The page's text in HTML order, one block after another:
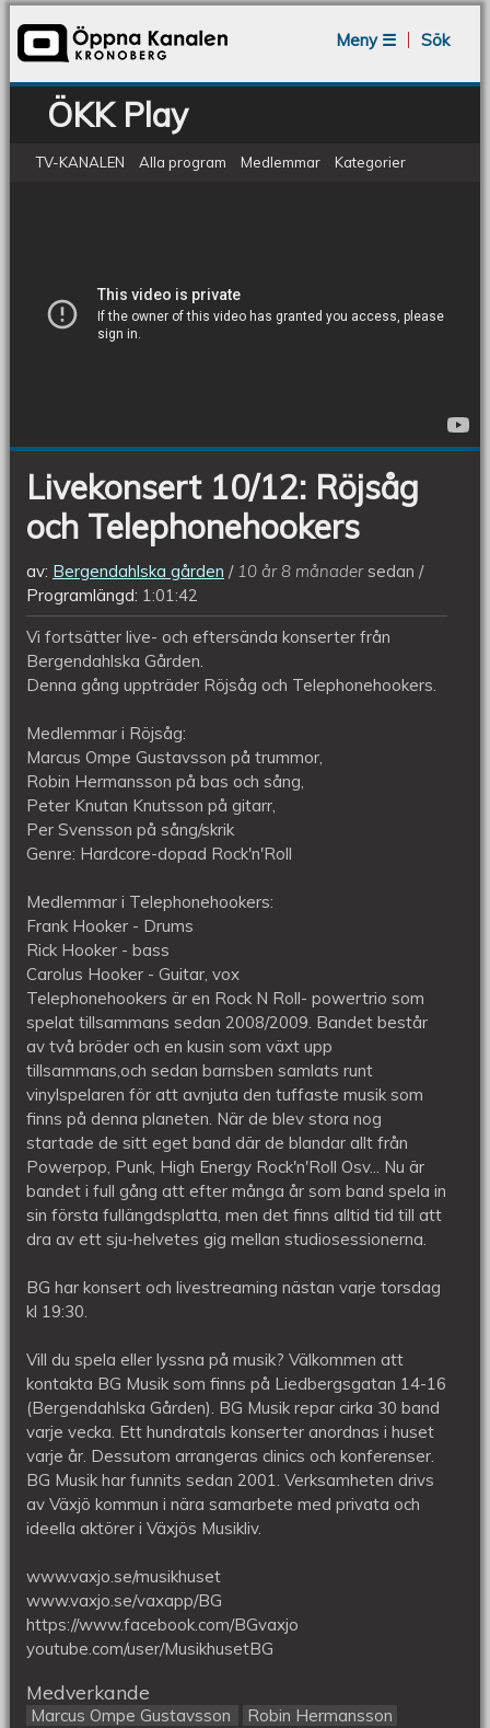
Meny ☰
Sök
ÖKK Play
TV-KANALEN Alla program Medlemmar Kategorier
och
Livekonsert 10/12: Röjsåg
och Telephonehookers
av: Bergendahlska gården 10 år 8 månadersedan
Programlängd: 1:01:42
Vi fortsätter live- och eftersända konserter från
Bergendahlska Gården.
Denna gång uppträder Röjsåg och Telephonehookers.
Medlemmar i Röjsåg:
Marcus Ompe Gustavsson på trummor,
Robin Hermansson på bas och sång,
Peter Knutan Knutsson på gitarr,
Per Svensson på sång/skrik
Genre: Hardcore-dopad Rock'n'Roll
Medlemmar i Telephonehookers:
Frank Hooker - Drums
Rick Hooker - bass
Carolus Hooker - Guitar, vox
Telephonehookers är en Rock N Roll- powertrio som
spelat tillsammans sedan 2008/2009. Bandet består
av två bröder och en kusin som växt upp
tillsammans,och sedan barnsben samlats runt
vinylspelaren för att avnjuta den tuffaste musik som
finns på denna planeten. När de blev stora nog
startade de sitt eget band där de blandar allt från
Powerpop, Punk, High Energy Rock'n'Roll Osv... Nu är
bandet i full gång att efter många år som band spela in
sin första fullängdsplatta, men det finns alltid tid till att
dra av ett sju-helvetes gig mellan studiosessionerna.
BG har konsert och livestreaming nästan varje torsdag
kl 19:30.
Vill du spela eller lyssna på musik? Välkommen att
kontakta BG Musik som finns på Liedbergsgatan 14-16
(Bergendahlska Gården). BG Musik repar cirka 30 band
varje vecka. Ett hundratals konserter anordnas i huset
varje år. Dessutom arrangeras clinics och konferenser.
BG Musik har funnits sedan 2001. Verksamheten drivs
av Växjö kommun i nära samarbete med privata och
ideella aktörer i Växjös Musikliv.
www.vaxjo.se/musikhuset
www.vaxjo.se/vaxapp/BG
https://www.facebook.com/BGvaxjo
youtube.com/user/MusikhusetBG
Medverkande
Marcus Ompe Gustavsson
Robin Hermansson